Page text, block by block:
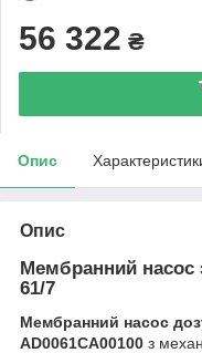
56 322 ₴
Опис
Опис
Мембранний насос
61/7
Мембранний насос
AD0061CA00100 з